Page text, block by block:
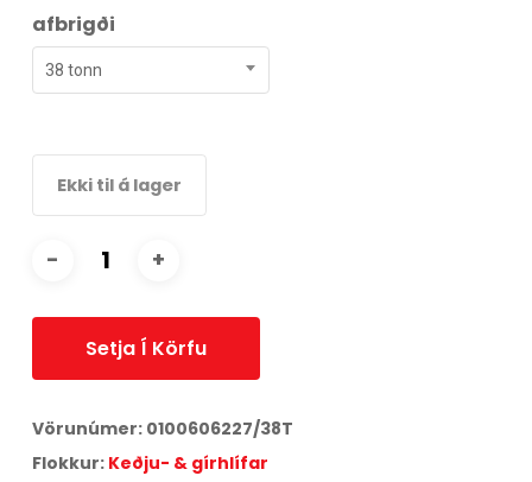
afbrigði
38 tonn
Ekki til á lager
Setja Í Körfu
Vörunúmer: 0100606227/38T
Flokkur: Keðju- & gírhlífar